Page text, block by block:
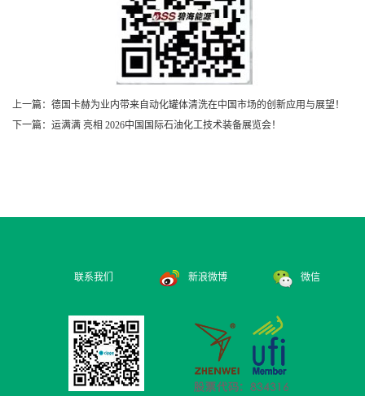
上一篇：德国卡赫为业内带来自动化罐体清洗在中国市场的创新应用与展望！
下一篇：运满满 亮相 2026中国国际石油化工技术装备展览会！
联系我们 新浪微博 微信